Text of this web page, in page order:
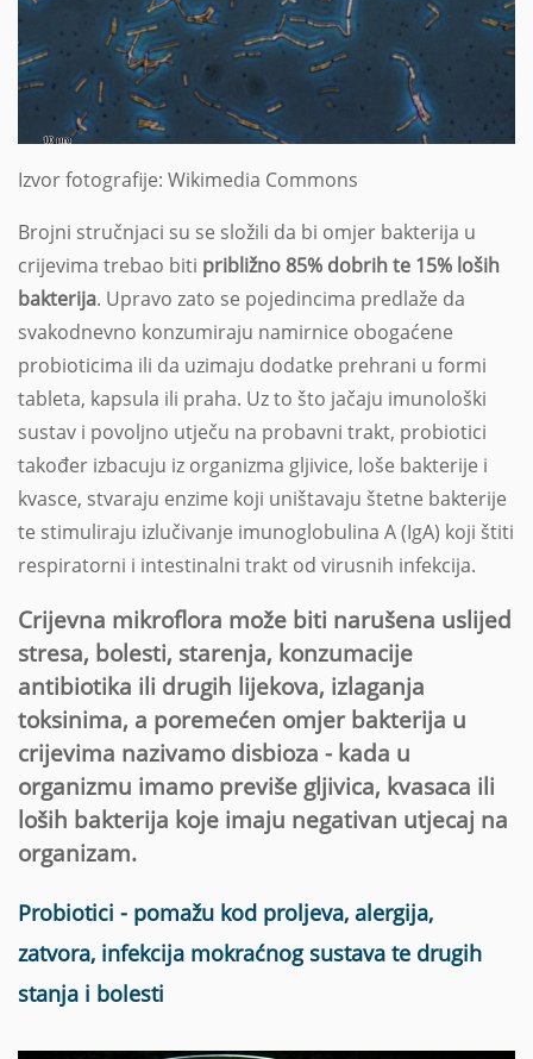
Izvor fotografije: Wikimedia Commons
Brojni stručnjaci su se složili da bi omjer bakterija u
crijevima trebao biti približno 85% dobrih te 15% loših
bakterija. Upravo zato se pojedincima predlaže da
svakodnevno konzumiraju namirnice obogaćene
probioticima ili da uzimaju dodatke prehrani u formi
tableta, kapsula ili praha. Uz to što jačaju imunološki
sustav i povoljno utječu na probavni trakt, probiotici
također izbacuju iz organizma gljivice, loše bakterije i
kvasce, stvaraju enzime koji uništavaju štetne bakterije
te stimuliraju izlučivanje imunoglobulina A (IgA) koji štiti
respiratorni i intestinalni trakt od virusnih infekcija.
Crijevna mikroflora može biti narušena uslijed
stresa, bolesti, starenja, konzumacije
antibiotika ili drugih lijekova, izlaganja
toksinima, a poremećen omjer bakterija u
crijevima nazivamo disbioza - kada u
organizmu imamo previše gljivica, kvasaca ili
loših bakterija koje imaju negativan utjecaj na
organizam.
Probiotici - pomažu kod proljeva, alergija,
zatvora, infekcija mokraćnog sustava te drugih
stanja i bolesti